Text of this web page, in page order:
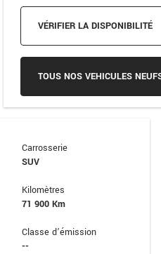
VÉRIFIER LA DISPONIBILITÉ
TOUS NOS VEHICULES
Carrosserie
SUV
Kilomètres
71 900 Km
Classe d’émission
--